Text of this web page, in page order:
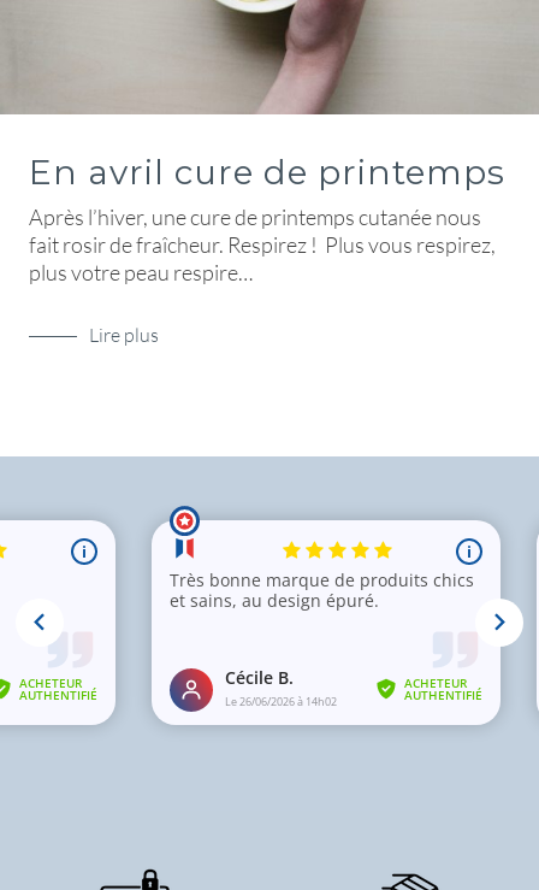
En avril cure de printemps
Après l’hiver, une cure de printemps cutanée nous
fait rosir de fraîcheur. Respirez ! Plus vous respirez,
plus votre peau respire…
Lire plus